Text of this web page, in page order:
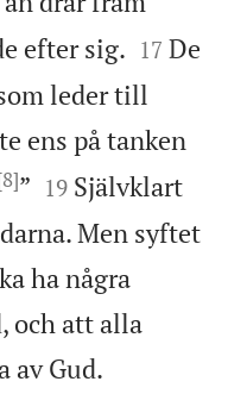
efter sig. 

17 De
leder till
ens på tanken
” 

19 Självklart
Men syftet
ha några
och att alla
av Gud.